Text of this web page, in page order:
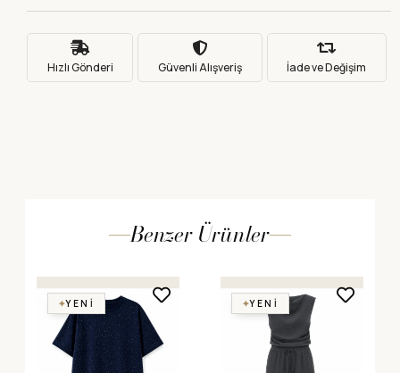
Hızlı Gönderi Güvenli Alışveriş İade ve Değişim
Benzer Ürünler
YENI YENI